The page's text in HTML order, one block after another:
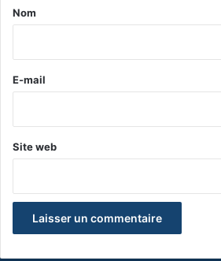
a
e
Nom
E-mail
Site web